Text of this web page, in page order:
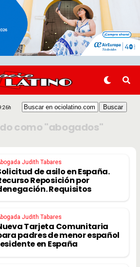
como "abogados"
Judith Tabares
de asilo en España.
Reposición por
Requisitos
Judith Tabares
Tarjeta Comunitaria
padres de menor español
en España